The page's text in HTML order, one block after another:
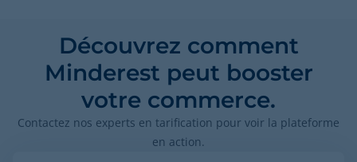
Découvrez comment
Minderest peut booster
votre commerce.
Contactez nos experts en tarification pour voir la plateforme
en action.